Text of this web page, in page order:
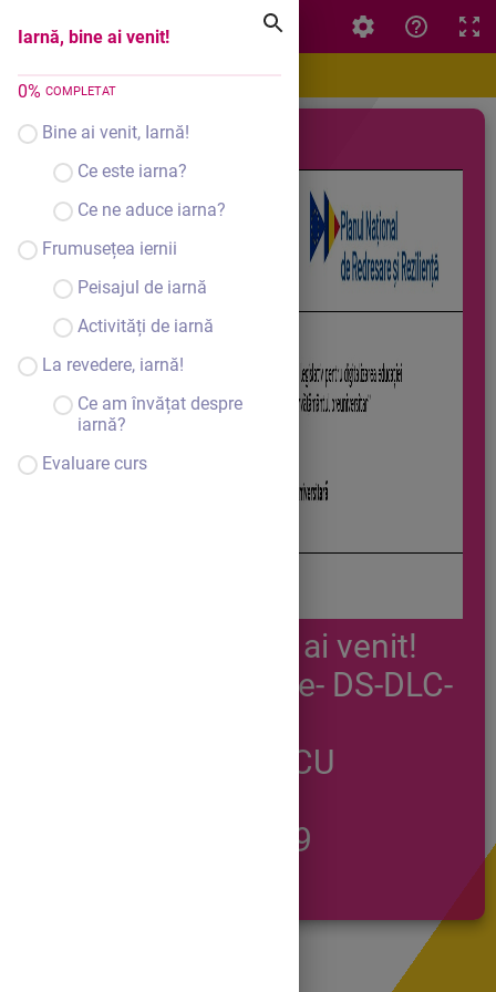
Iarnă, bine ai venit!
0% COMPLETAT
Bine ai venit, Iarnă!
Ce este iarna?
Ce ne aduce iarna?
Frumusețea iernii
Peisajul de iarnă
Activități de iarnă
La revedere, iarnă!
Ce am învățat despre
iarnă?
Evaluare curs
Iarnă, bine ai venit!
Iarnă, bine ai venit!
Grupa mare- DS-DLC-
MUSETESCU
GRUPA 109